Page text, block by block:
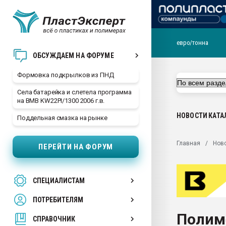
ОБСУЖДАЕМ НА ФОРУМЕ
Формовка подкрылков из ПНД
Села батарейка и слетела программа
на BMB KW22PI/1300 2006 г.в.
Поддельная смазка на рынке
ПЕРЕЙТИ НА ФОРУМ
СПЕЦИАЛИСТАМ
ПОТРЕБИТЕЛЯМ
СПРАВОЧНИК
29.07.2026 ФРП помог
Вакуум-формовочные
28.07.2026
первый план в
пластмасс
ситуацией на
евро/тонна
НОВОСТИ
Главная